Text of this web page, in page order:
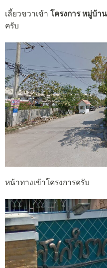
เลี้ยวขวาเข้า โครงการ หมู่บ้า
ครับ
หน้าทางเข้าโครงการครับ